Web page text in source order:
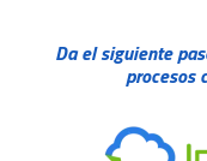
Da el siguiente
procesos